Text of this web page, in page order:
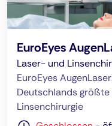
EuroEyes
Laser- und
EuroEyes
Deutschlands
Linsenchirurgie